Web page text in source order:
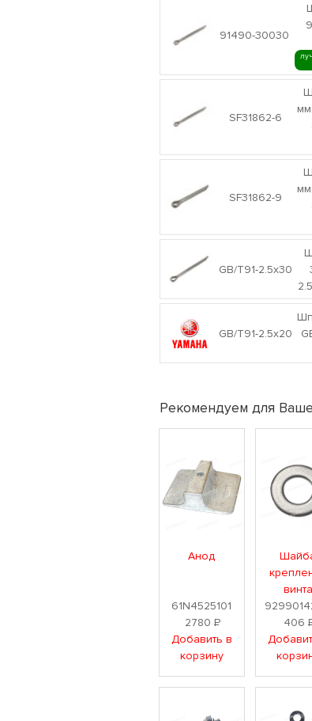
91490-30030
SF31862-6
SF31862-9
GB/T91-2.5x30
GB/T91-2.5x20
Рекомендуем для
Анод
61N4525101
2780Р
Добавить в
корзину
винта
406